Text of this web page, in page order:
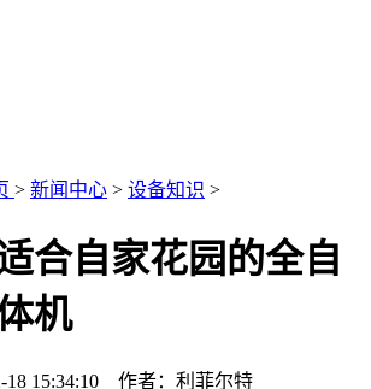
> 新闻中心 > 设备知识 >
合自家花园的全自
机
18 15:34:10 作者：利菲尔特